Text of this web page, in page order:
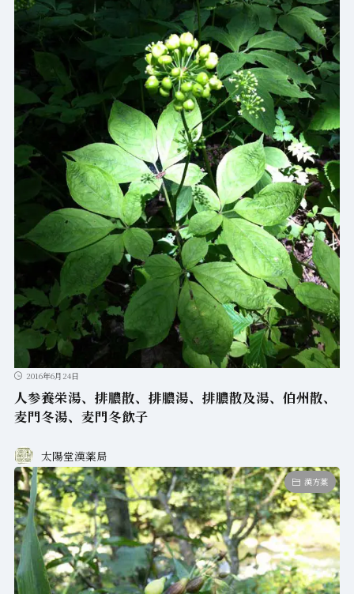
2016年6月24日
人参養栄湯、排膿散、排膿湯、排膿散及湯、伯州散、
麦門冬湯、麦門冬飲子
太陽堂漢薬局
漢方薬